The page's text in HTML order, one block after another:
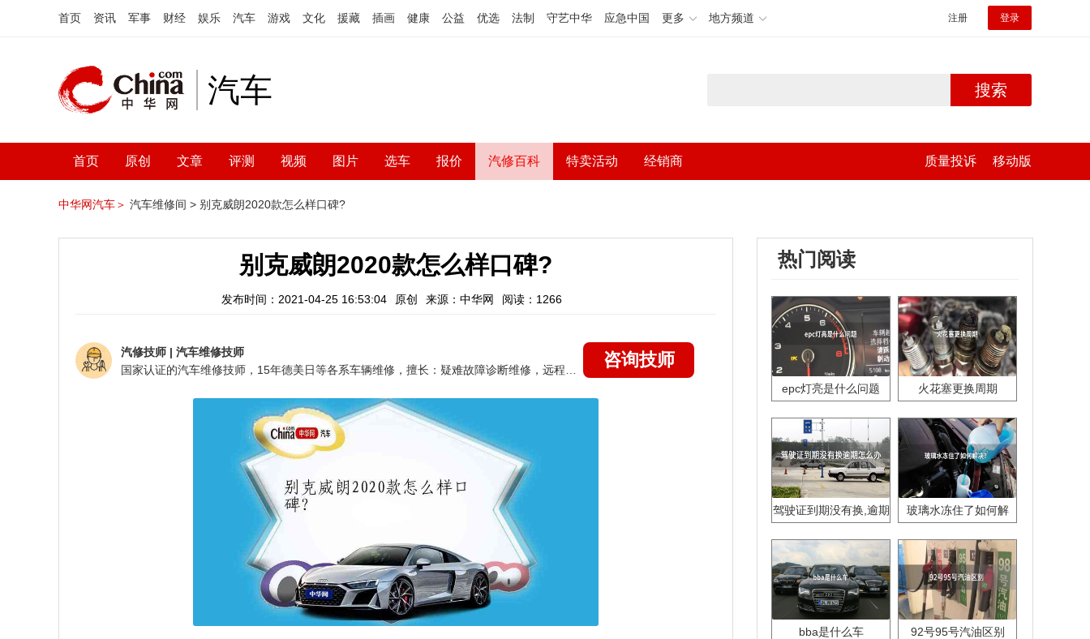
首页 资讯 军事 财经 娱乐 汽车 游戏 文化 援藏 插画 健康 公益 优选 法制 守艺中华 应急中国 更多 地方频道 注册 登录
汽车 搜索
首页 原创 文章 评测 视频 图片 选车 报价 汽修百科 特卖活动 经销商 质量投诉 移动版
中华网汽车＞ 汽车维修间 > 别克威朗2020款怎么样口碑?
别克威朗2020款怎么样口碑?
发布时间：2021-04-25 16:53:04 原创 来源：中华网 阅读：1266
汽修技师 | 汽车维修技师
咨询技师
热门阅读
epc灯亮是什么问题 火花塞更换周期
驾驶证到期没有换,逾期
玻璃水冻住了如何解
bba是什么车 92号95号汽油区别